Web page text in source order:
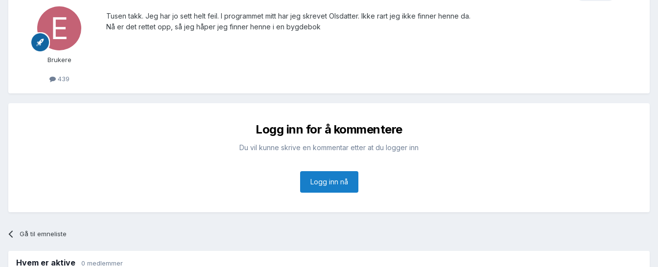
Brukere
439
Tusen takk. Jeg har jo sett helt feil. I programmet mitt har jeg skrevet Olsdatter. Ikke rart jeg ikke finner henne da.
Nå er det rettet opp, så jeg håper jeg finner henne i en bygdebok
Logg inn for å kommentere
Du vil kunne skrive en kommentar etter at du logger inn
Logg inn nå
Gå til emneliste
Hvem er aktive 0 medlemmer